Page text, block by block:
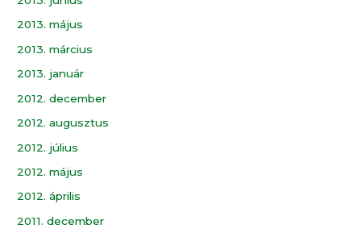
2013. május
2013. március
2013. január
2012. december
2012. augusztus
2012. július
2012. május
2012. április
2011. december